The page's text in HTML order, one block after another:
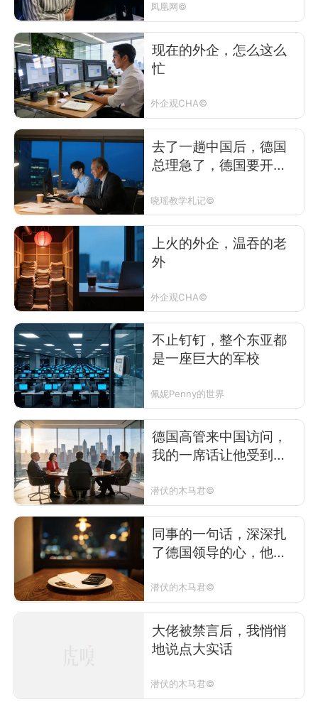
凤凰网©
现在的外企，怎么这么
忙
外企观CHA©
去了一趟中国后，德国
总理急了，德国要开
晓瑶教学札记©
上火的外企，温吞的老
外
外企观CHA©
不止钉钉，整个东亚都
是一座巨大的军校
佩妮Penny的世界
德国高管来中国访问，
我的一席话让他受到暴
潜伏的木马君©
同事的一句话，深深扎
了德国领导的心，他一
潜伏的木马君©
大佬被禁言后，我悄悄
地说点大实话
潜伏的木马君©